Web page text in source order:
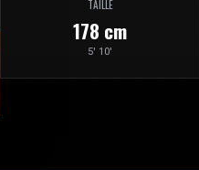
TAILLE
178 cm
5' 10'